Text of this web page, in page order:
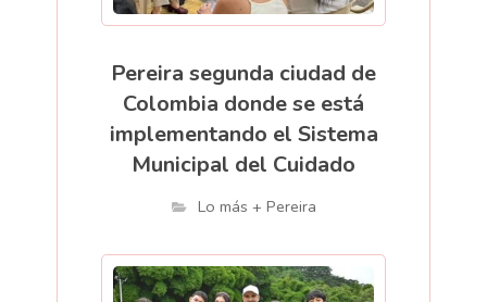
Pereira segunda ciudad de
Colombia donde se está
implementando el Sistema
Municipal del Cuidado
Lo más + Pereira